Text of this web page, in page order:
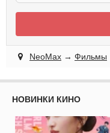
NeoMax → Фильмы
НОВИНКИ КИНО